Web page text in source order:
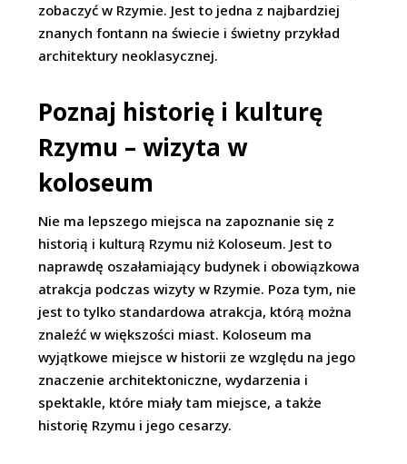
zobaczyć w Rzymie. Jest to jedna z najbardziej
znanych fontann na świecie i świetny przykład
architektury neoklasycznej.
Poznaj historię i kulturę
Rzymu – wizyta w
koloseum
Nie ma lepszego miejsca na zapoznanie się z
historią i kulturą Rzymu niż Koloseum. Jest to
naprawdę oszałamiający budynek i obowiązkowa
atrakcja podczas wizyty w Rzymie. Poza tym, nie
jest to tylko standardowa atrakcja, którą można
znaleźć w większości miast. Koloseum ma
wyjątkowe miejsce w historii ze względu na jego
znaczenie architektoniczne, wydarzenia i
spektakle, które miały tam miejsce, a także
historię Rzymu i jego cesarzy.